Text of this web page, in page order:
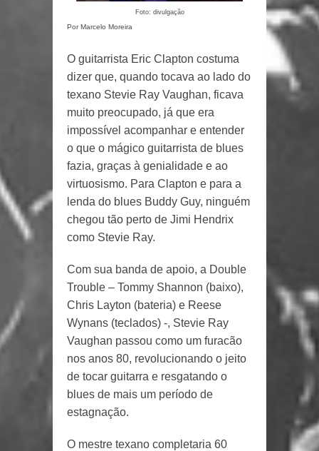
Foto: divulgação
Por Marcelo Moreira
O guitarrista Eric Clapton costuma
dizer que, quando tocava ao lado do
texano Stevie Ray Vaughan, ficava
muito preocupado, já que era
impossível acompanhar e entender
o que o mágico guitarrista de blues
fazia, graças à genialidade e ao
virtuosismo. Para Clapton e para a
lenda do blues Buddy Guy, ninguém
chegou tão perto de Jimi Hendrix
como Stevie Ray.
Com sua banda de apoio, a Double
Trouble – Tommy Shannon (baixo),
Chris Layton (bateria) e Reese
Wynans (teclados) -, Stevie Ray
Vaughan passou como um furacão
nos anos 80, revolucionando o jeito
de tocar guitarra e resgatando o
blues de mais um período de
estagnação.
O mestre texano completaria 60